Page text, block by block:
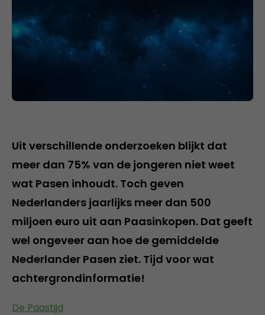
Uit verschillende onderzoeken blijkt dat
meer dan 75% van de jongeren niet weet
wat Pasen inhoudt. Toch geven
Nederlanders jaarlijks meer dan 500
miljoen euro uit aan Paasinkopen. Dat geeft
wel ongeveer aan hoe de gemiddelde
Nederlander Pasen ziet. Tijd voor wat
achtergrondinformatie!
De Paastijd